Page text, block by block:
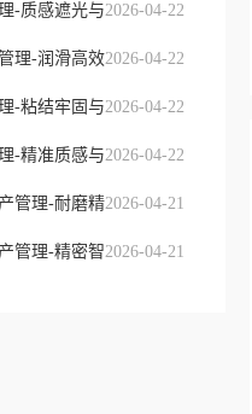
-质感遮光与2026-04-22
理-润滑高效2026-04-22
-粘结牢固与2026-04-22
-精准质感与2026-04-22
管理-耐磨精2026-04-21
管理-精密智2026-04-21